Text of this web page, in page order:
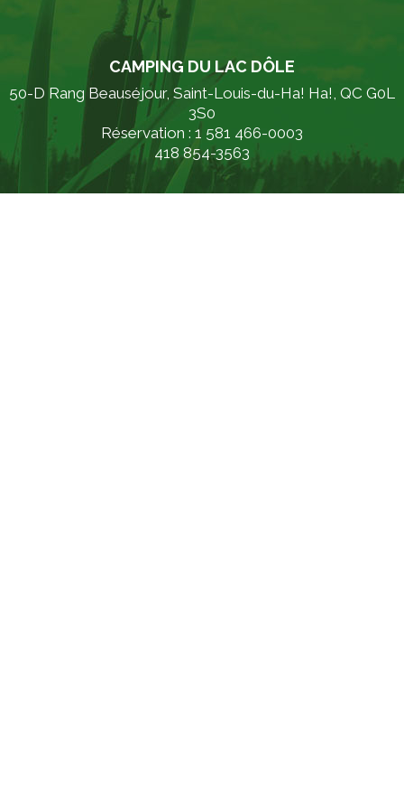
CAMPING DU LAC DÔLE
50-D Rang Beauséjour, Saint-Louis-du-Ha! Ha!, QC G0L
3S0
Réservation : 1 581 466-0003
418 854-3563